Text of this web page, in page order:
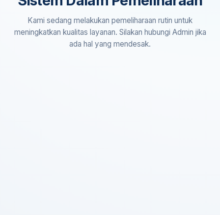
Kami sedang melakukan pemeliharaan rutin untuk
meningkatkan kualitas layanan. Silakan hubungi Admin jika
ada hal yang mendesak.